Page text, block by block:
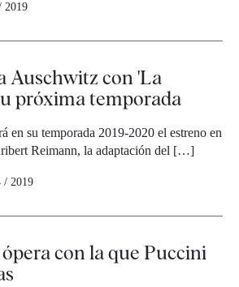
2019
Auschwitz con 'La
próxima temporada
en su temporada 2019-2020 el estreno en
Reimann, la adaptación del […]
/ 2019
con la que Puccini